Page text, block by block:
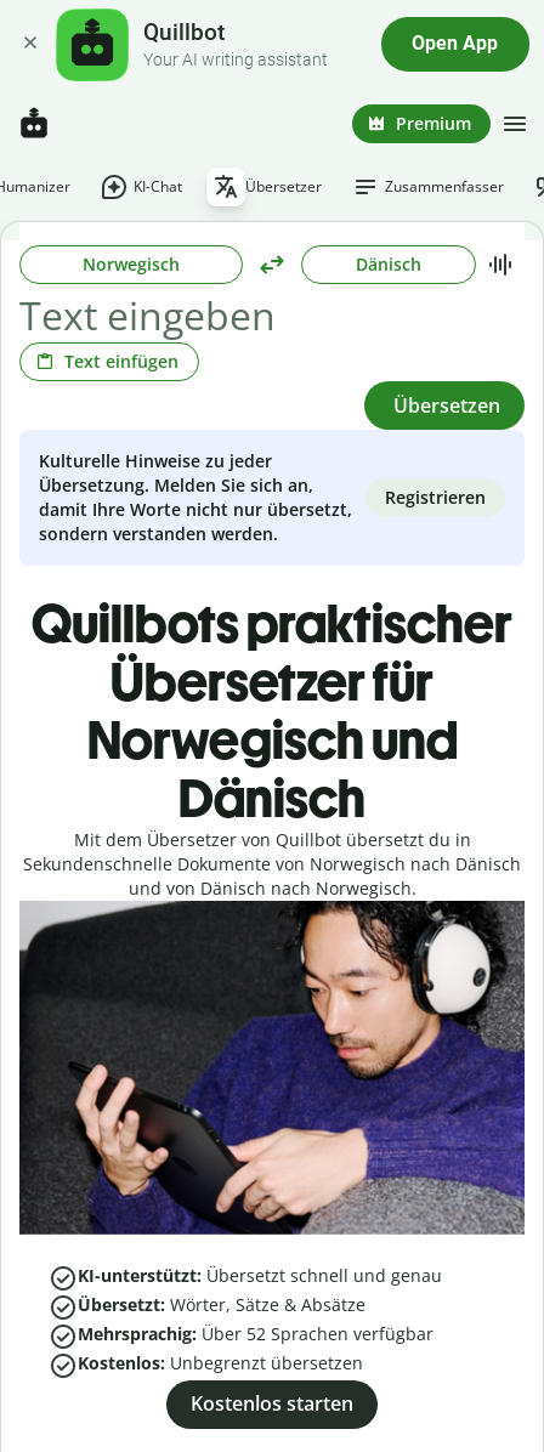
Quillbot
Your AI writing assistant
Open App
Premium
KI-Chat Übersetzer Zusammenfasser
Norwegisch Dänisch
Text einfügen
Übersetzen
Kulturelle Hinweise zu jeder
Übersetzung. Melden Sie sich an,
damit Ihre Worte nicht nur übersetzt,
sondern verstanden werden.
Registrieren
Quillbots praktischer
Übersetzer für
Norwegisch und
Dänisch
Mit dem Übersetzer von Quillbot übersetzt du in
Sekundenschnelle Dokumente von Norwegisch nach Dänisch
und von Dänisch nach Norwegisch.
KI-unterstützt: Übersetzt schnell und genau
Übersetzt: Wörter, Sätze & Absätze
Mehrsprachig: Über 52 Sprachen verfügbar
Kostenlos: Unbegrenzt übersetzen
Kostenlos starten